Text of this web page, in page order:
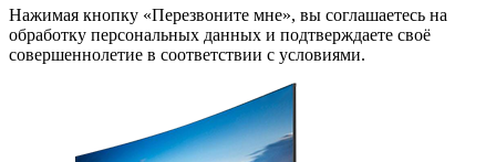
Нажимая кнопку «Перезвоните мне», вы соглашаетесь на
обработку персональных данных и подтверждаете своё
совершеннолетие в соответствии с условиями.